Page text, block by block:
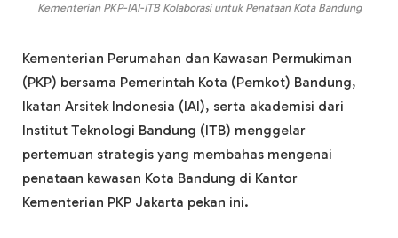
Kementerian PKP-IAI-ITB Kolaborasi untuk Penataan Kota Bandung
Kementerian Perumahan dan Kawasan Permukiman
(PKP) bersama Pemerintah Kota (Pemkot) Bandung,
Ikatan Arsitek Indonesia (IAI), serta akademisi dari
Institut Teknologi Bandung (ITB) menggelar
pertemuan strategis yang membahas mengenai
penataan kawasan Kota Bandung di Kantor
Kementerian PKP Jakarta pekan ini.